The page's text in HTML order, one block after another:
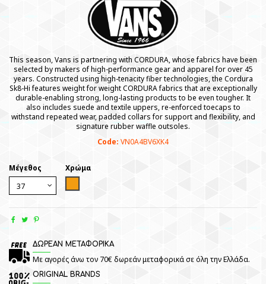
This season, Vans is partnering with CORDURA, whose fabrics have been
selected by makers of high-performance gear and apparel for over 45
years. Constructed using high-tenacity fiber technologies, the Cordura
Sk8-Hi features weight for weight CORDURA fabrics that are exceptionally
durable-enabling strong, long-lasting products to be even tougher. It
also includes suede and textile uppers, re-enforced toecaps to
withstand repeated wear, padded collars for support and flexibility, and
signature rubber waffle outsoles.
Code: VN0A4BV6XK4
Μέγεθος
Χρώμα
ΔΩΡΕΑΝ ΜΕΤΑΦΟΡΙΚΑ
Με αγορές άνω τον 70€ δωρεάν μεταφορικά σε όλη την Ελλάδα.
ORIGINAL BRANDS